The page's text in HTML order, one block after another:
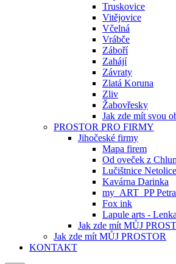
Truskovice
Vitějovice
Včelná
Vrábče
Záboří
Zahájí
Závraty
Zlatá Koruna
Zliv
Žabovřesky
Jak zde mít svou
PROSTOR PRO FIRMY
Jihočeské firmy
Mapa firem
Od oveček z
Lučištnice Netolice
Kavárna Darinka
my_ART_PP
Fox ink
Lapule arts -
Jak zde mít MŮJ
Jak zde mít MŮJ PROSTOR
KONTAKT